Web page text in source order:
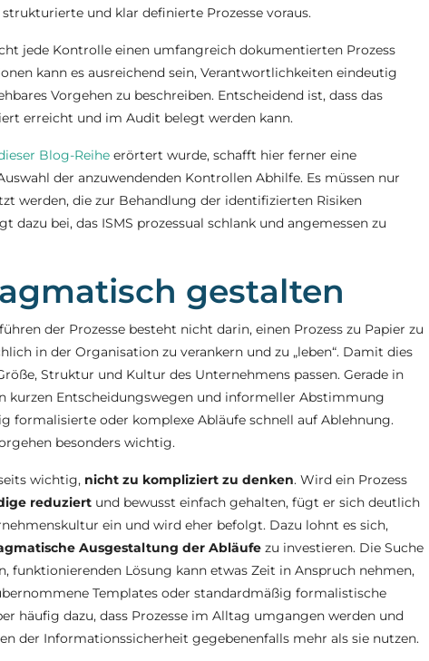
und klar definierte Prozesse voraus.
jede Kontrolle einen umfangreich dokumentierten Prozess
kann es ausreichend sein, Verantwortlichkeiten eindeutig
Vorgehen zu beschreiben. Entscheidend ist, dass das
erreicht und im Audit belegt werden kann.
Blog-Reihe erörtert wurde, schafft hier ferner eine
der anzuwendenden Kontrollen Abhilfe. Es müssen nur
werden, die zur Behandlung der identifizierten Risiken
dazu bei, das ISMS prozessual schlank und angemessen zu
gestalten
der Prozesse besteht nicht darin, einen Prozess zu Papier zu
in der Organisation zu verankern und zu „leben“. Damit dies
Struktur und Kultur des Unternehmens passen. Gerade in
kurzen Entscheidungswegen und informeller Abstimmung
formalisierte oder komplexe Abläufe schnell auf Ablehnung.
besonders wichtig.
wichtig, nicht zu kompliziert zu denken. Wird ein Prozess
reduziert und bewusst einfach gehalten, fügt er sich deutlich
ein und wird eher befolgt. Dazu lohnt es sich,
Ausgestaltung der Abläufe zu investieren. Die Suche
funktionierenden Lösung kann etwas Zeit in Anspruch nehmen,
Templates oder standardmäßig formalistische
häufig dazu, dass Prozesse im Alltag umgangen werden und
der Informationssicherheit gegebenenfalls mehr als sie nutzen.